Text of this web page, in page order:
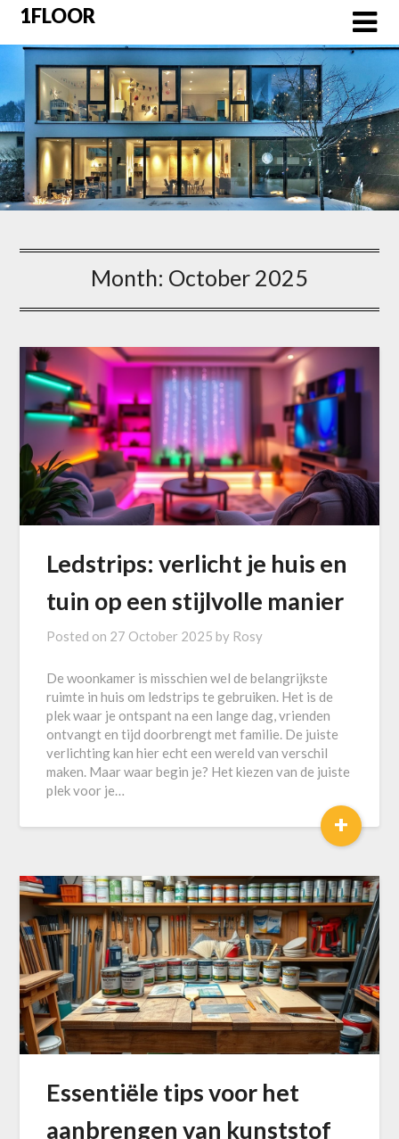
Skip
content
1FLOOR
Month: October 2025
Ledstrips: verlicht je huis en
tuin op een stijlvolle manier
Posted on 27 October 2025 by Rosy
De woonkamer is misschien wel de belangrijkste
ruimte in huis om ledstrips te gebruiken. Het is de
plek waar je ontspant na een lange dag, vrienden
ontvangt en tijd doorbrengt met familie. De juiste
verlichting kan hier echt een wereld van verschil
maken. Maar waar begin je? Het kiezen van de juiste
plek voor je…
+
Essentiële tips voor het
aanbrengen van kunststof